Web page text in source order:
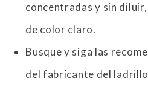
concentradas y sin
de color claro.
Busque y siga las
del fabricante del